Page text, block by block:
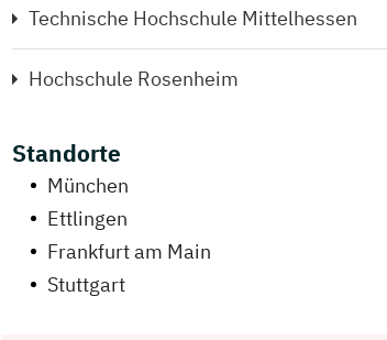
Technische Hochschule Mittelhessen
Hochschule Rosenheim
Standorte
München
Ettlingen
Frankfurt am Main
Stuttgart